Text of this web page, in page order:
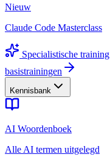
Nieuw
Claude Code Masterclass
Specialistische training
basistrainingen
Kennisbank
AI Woordenboek
Alle AI termen uitgelegd